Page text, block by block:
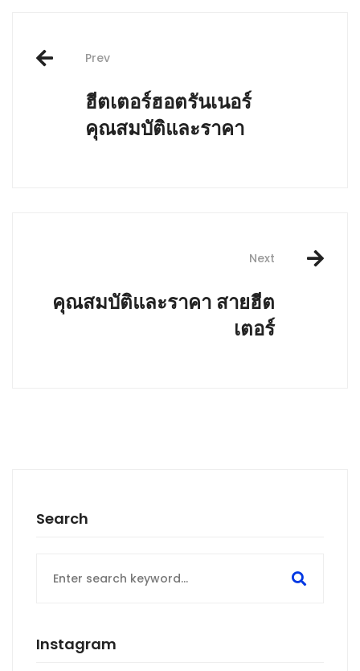
Prev
ฮีตเตอร์ฮอตรันเนอร์
คุณสมบัติและราคา
Next
คุณสมบัติและราคา สายฮีต
เตอร์
Search
Instagram